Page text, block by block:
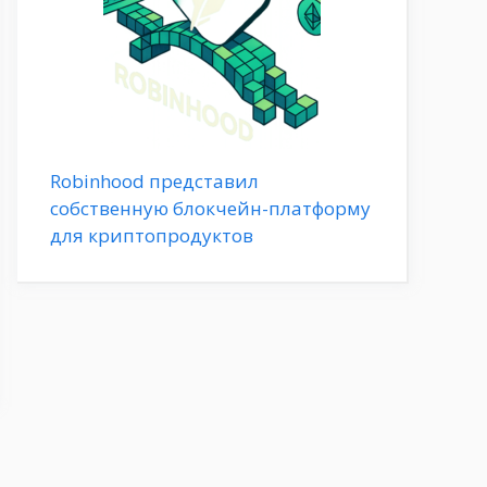
Robinhood представил
собственную блокчейн-платформу
для криптопродуктов